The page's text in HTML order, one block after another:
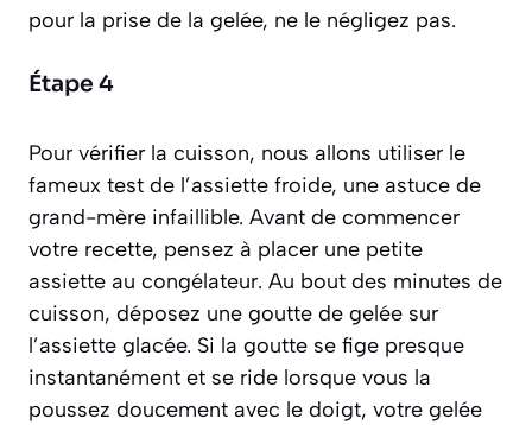
pour la prise de la gelée, ne le négligez pas.
Étape 4
Pour vérifier la cuisson, nous allons utiliser le
fameux test de l’assiette froide, une astuce de
grand-mère infaillible. Avant de commencer
votre recette, pensez à placer une petite
assiette au congélateur. Au bout des minutes de
cuisson, déposez une goutte de gelée sur
l’assiette glacée. Si la goutte se fige presque
instantanément et se ride lorsque vous la
poussez doucement avec le doigt, votre gelée